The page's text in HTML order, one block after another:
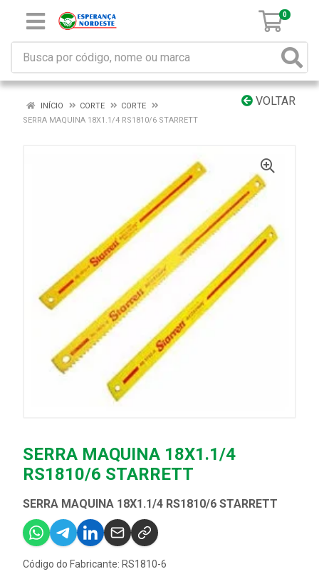
0
VOLTAR
INÍCIO CORTE
CORTE
SERRA MAQUINA 18X1.1/4 RS1810/6 STARRETT
SERRA MAQUINA 18X1.1/4
RS1810/6 STARRETT
SERRA MAQUINA 18X1.1/4 RS1810/6 STARRETT
Código do Fabricante: RS1810-6